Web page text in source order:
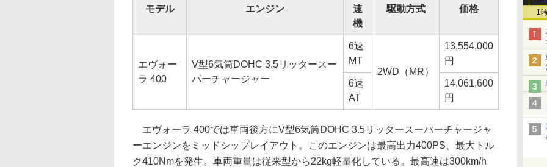
1
モデル エンジン
速
機
駆動方式 価格
エヴォー
ラ 400
V型6気筒DOHC 3.5リッタースー
パーチャージャー
6速
MT
2WD（MR）
13,554,000
円
6速
AT
14,061,600
円
エヴォーラ 400では車両後方にV型6気筒DOHC 3.5リッタースーパーチャージャ
ーエンジンをミッドシップレイアウト。このエンジンは最高出力400PS、最大トル
ク410Nmを発生。車両重量は従来型から22kg軽量化している。最高速は300km/h